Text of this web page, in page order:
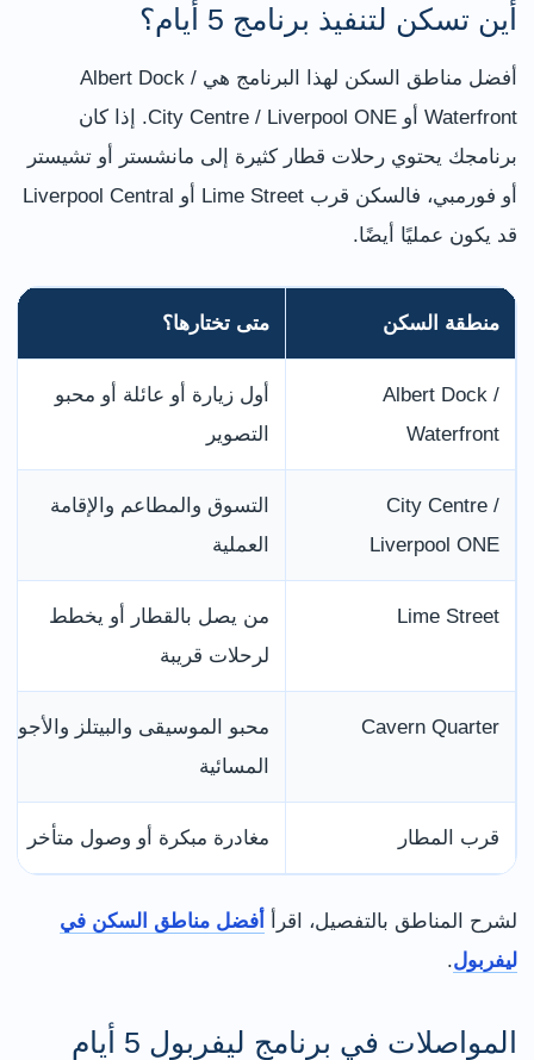
أين تسكن لتنفيذ برنامج 5 أيام؟
أفضل مناطق السكن لهذا البرنامج هي Albert Dock /
Waterfront أو City Centre / Liverpool ONE. إذا كان
برنامجك يحتوي رحلات قطار كثيرة إلى مانشستر أو تشيستر
أو فورمبي، فالسكن قرب Lime Street أو Liverpool Central
قد يكون عمليًا أيضًا.
منطقة السكن متى تختارها؟
Albert Dock /
Waterfront
أول زيارة أو عائلة أو محبو
التصوير
City Centre /
Liverpool ONE
التسوق والمطاعم والإقامة
العملية
Lime Street
من يصل بالقطار أو يخطط
لرحلات قريبة
Cavern Quarter
محبو الموسيقى والبيتلز والأجواء
المسائية
قرب المطار مغادرة مبكرة أو وصول متأخر
لشرح المناطق بالتفصيل، اقرأ
أفضل مناطق السكن في
ليفربول.
المواصلات في برنامج ليفربول 5 أيام